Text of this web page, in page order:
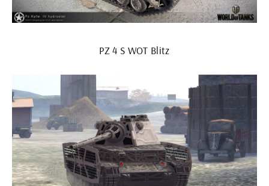
PZ 4 S WOT Blitz